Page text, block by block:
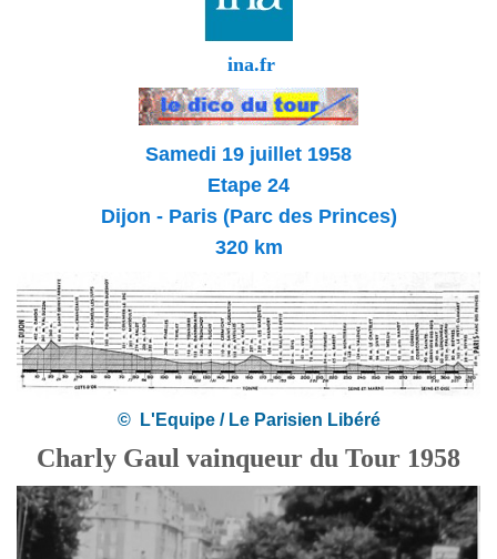
ina.fr
Samedi 19 juillet 1958
Etape 24
Dijon - Paris (Parc des Princes)
320 km
© L'Equipe / Le Parisien Libéré
Charly Gaul vainqueur du Tour 1958